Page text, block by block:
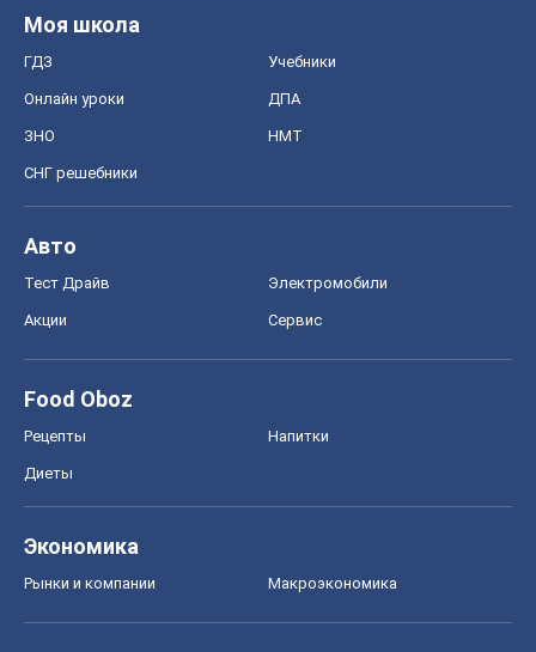
Моя школа
ГДЗ Учебники
Онлайн уроки ДПА
ЗНО НМТ
СНГ решебники
Авто
Тест Драйв Электромобили
Акции Сервис
Food Oboz
Рецепты Напитки
Диеты
Экономика
Рынки и компании Mакроэкономика